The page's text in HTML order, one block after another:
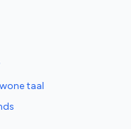
taal